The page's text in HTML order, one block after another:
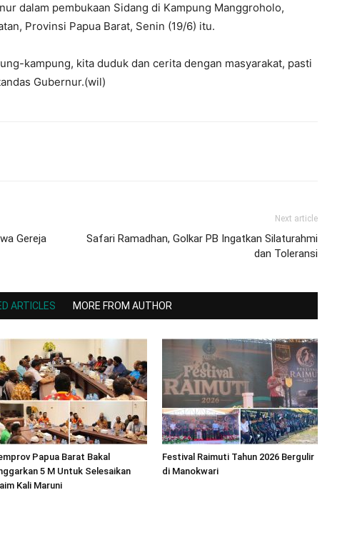
dalam pembukaan Sidang di Kampung Manggroholo,
Provinsi Papua Barat, Senin (19/6) itu.
kampung, kita duduk dan cerita dengan masyarakat, pasti
Gubernur.(wil)
Gereja
Next article
Safari Ramadhan, Golkar PB Ingatkan Silaturahmi
dan Toleransi
ARTICLES MORE FROM AUTHOR
Papua Barat Bakal
5 M Untuk Selesaikan
Kali Maruni
Festival Raimuti Tahun 2026 Bergulir
di Manokwari